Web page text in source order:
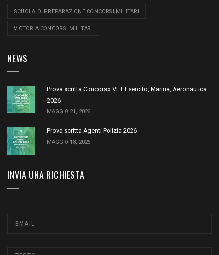
SCUOLA DI PREPARAZIONE CONCORSI MILITARI
VICTORIA CONCORSI MILITARI
NEWS
Prova scritta Concorso VFT Esercito, Marina, Aeronautica
2026
MAGGIO 21, 2026
Prova scritta Agenti Polizia 2026
MAGGIO 18, 2026
INVIA UNA RICHIESTA